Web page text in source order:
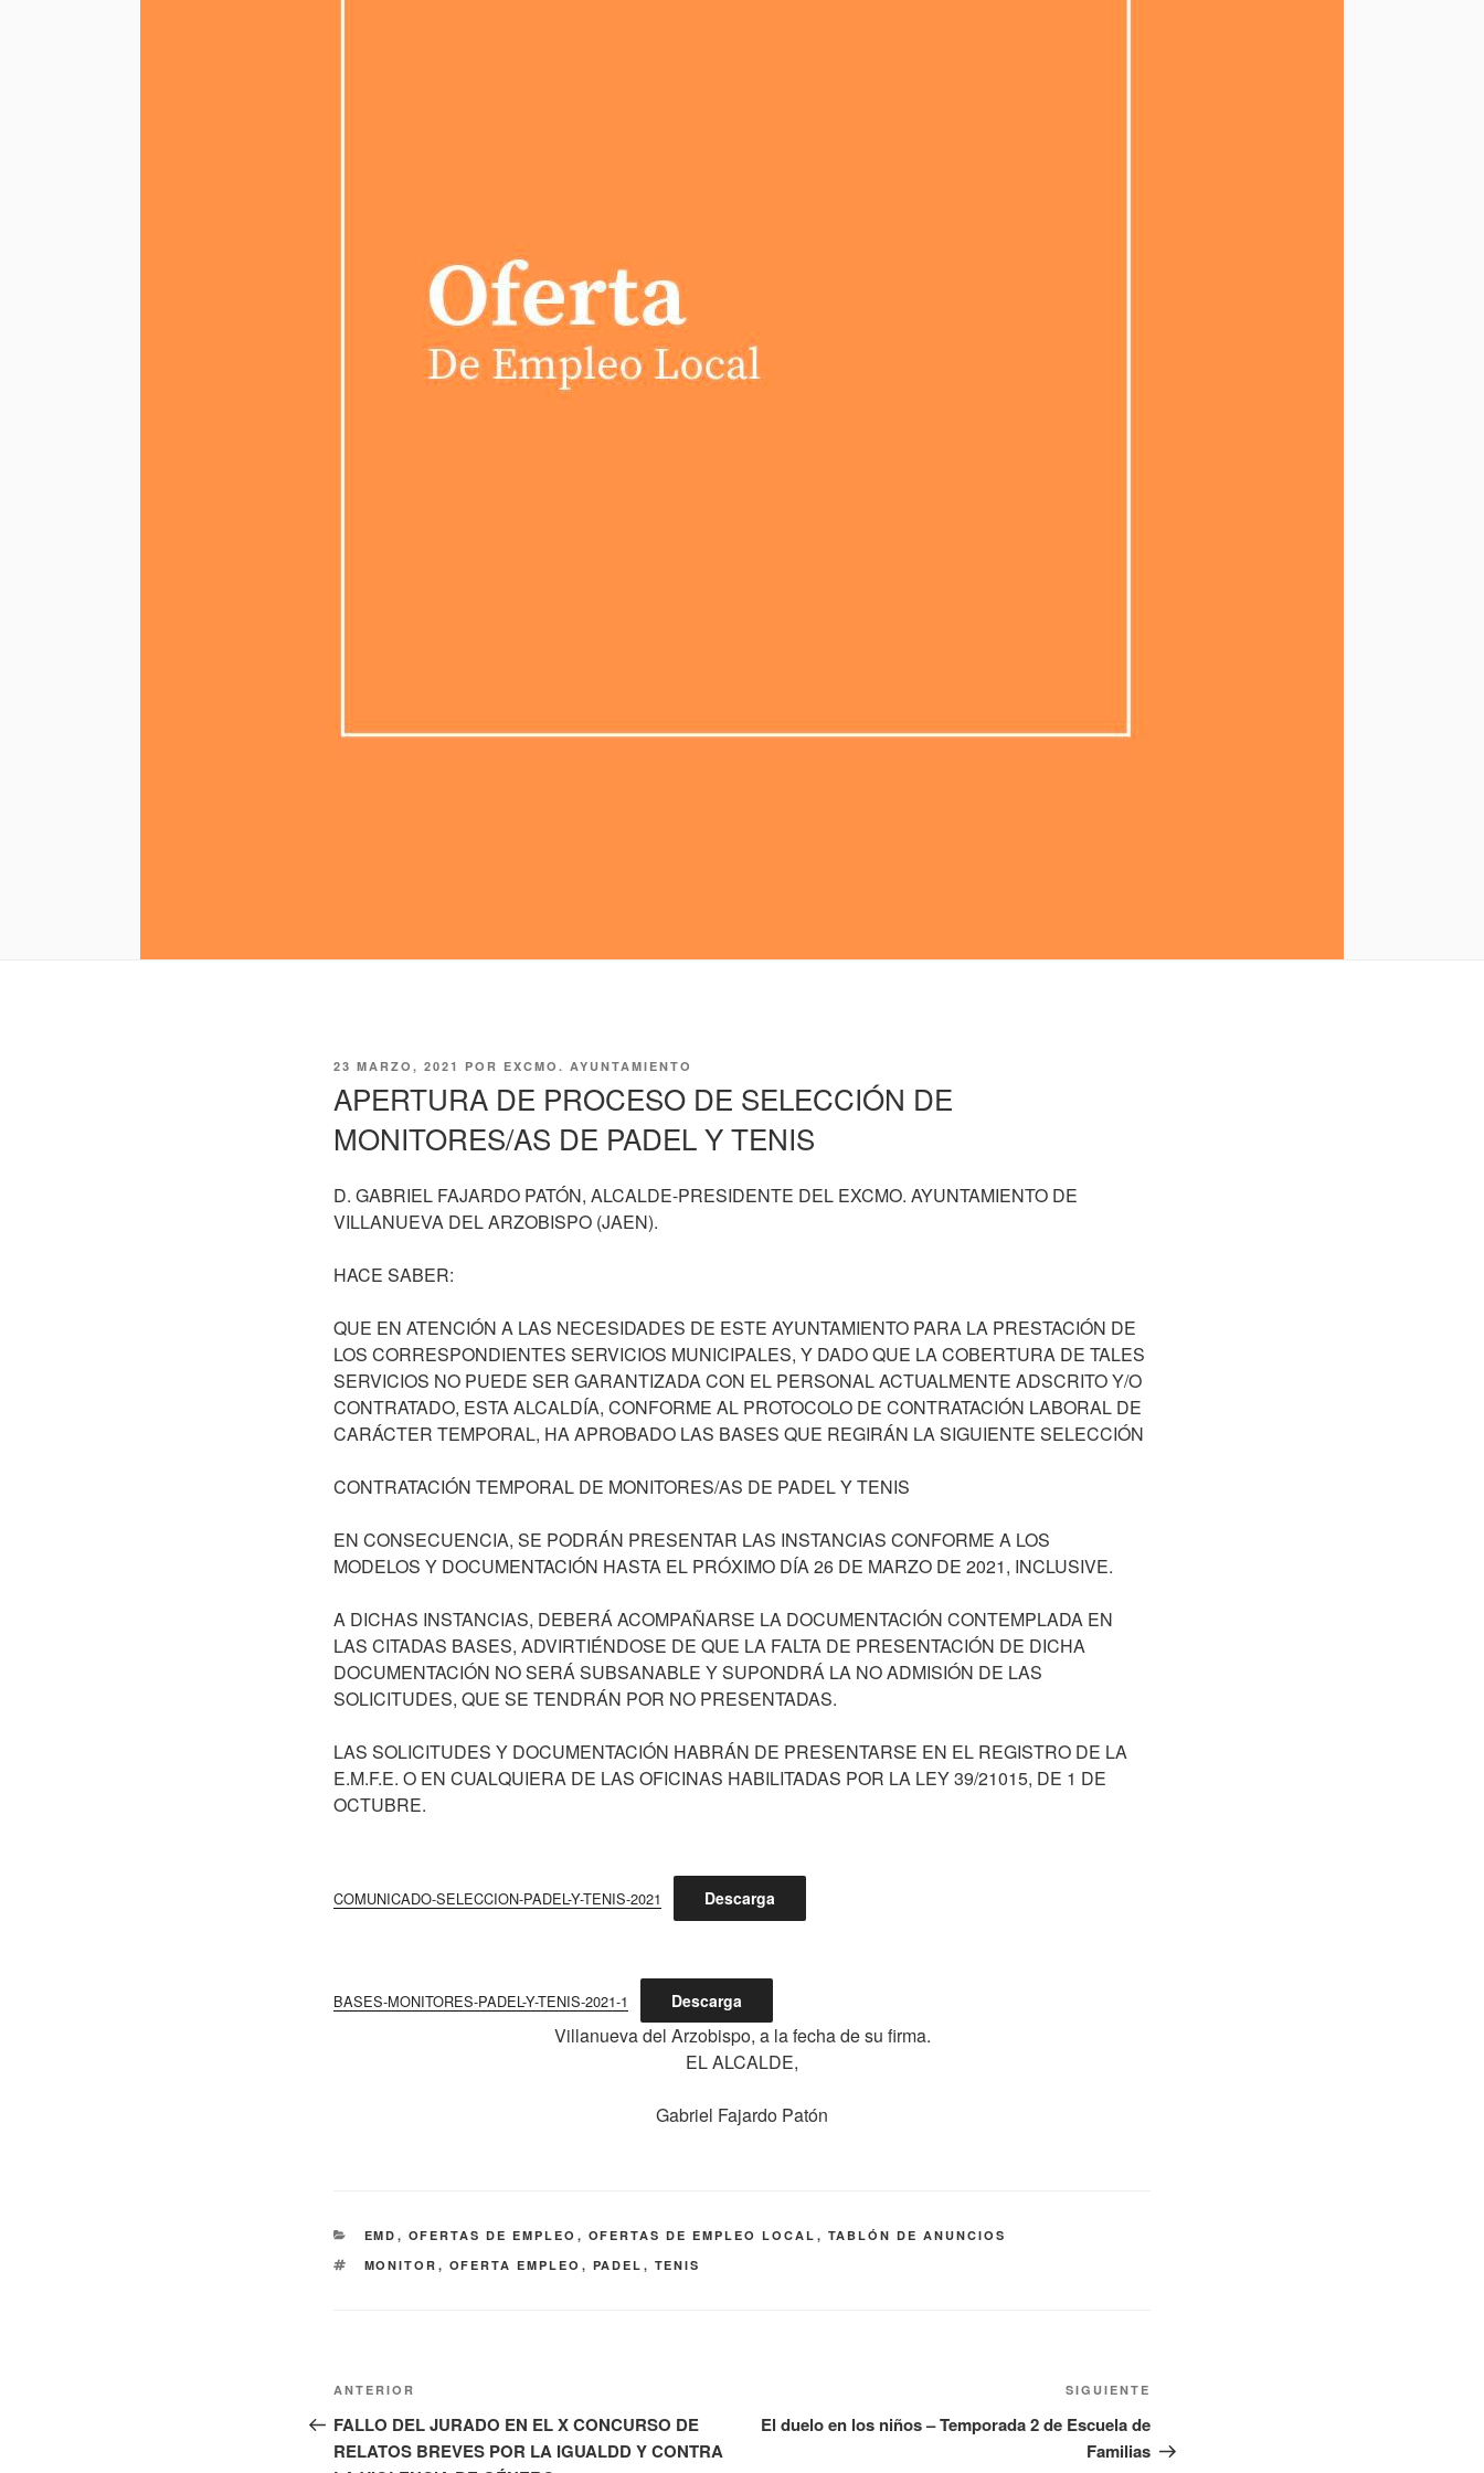
PUBLICADO
23 MARZO, 2021 POR EXCMO. AYUNTAMIENTO
APERTURA DE PROCESO DE SELECCIÓN DE
MONITORES/AS DE PADEL Y TENIS
D. GABRIEL FAJARDO PATÓN, ALCALDE-PRESIDENTE DEL EXCMO. AYUNTAMIENTO DE
VILLANUEVA DEL ARZOBISPO (JAEN).
HACE SABER:
QUE EN ATENCIÓN A LAS NECESIDADES DE ESTE AYUNTAMIENTO PARA LA PRESTACIÓN DE
LOS CORRESPONDIENTES SERVICIOS MUNICIPALES, Y DADO QUE LA COBERTURA DE TALES
SERVICIOS NO PUEDE SER GARANTIZADA CON EL PERSONAL ACTUALMENTE ADSCRITO Y/O
CONTRATADO, ESTA ALCALDÍA, CONFORME AL PROTOCOLO DE CONTRATACIÓN LABORAL DE
CARÁCTER TEMPORAL, HA APROBADO LAS BASES QUE REGIRÁN LA SIGUIENTE SELECCIÓN
CONTRATACIÓN TEMPORAL DE MONITORES/AS DE PADEL Y TENIS
EN CONSECUENCIA, SE PODRÁN PRESENTAR LAS INSTANCIAS CONFORME A LOS
MODELOS Y DOCUMENTACIÓN HASTA EL PRÓXIMO DÍA 26 DE MARZO DE 2021, INCLUSIVE.
A DICHAS INSTANCIAS, DEBERÁ ACOMPAÑARSE LA DOCUMENTACIÓN CONTEMPLADA EN
LAS CITADAS BASES, ADVIRTIÉNDOSE DE QUE LA FALTA DE PRESENTACIÓN DE DICHA
DOCUMENTACIÓN NO SERÁ SUBSANABLE Y SUPONDRÁ LA NO ADMISIÓN DE LAS
SOLICITUDES, QUE SE TENDRÁN POR NO PRESENTADAS.
LAS SOLICITUDES Y DOCUMENTACIÓN HABRÁN DE PRESENTARSE EN EL REGISTRO DE LA
E.M.F.E. O EN CUALQUIERA DE LAS OFICINAS HABILITADAS POR LA LEY 39/21015, DE 1 DE
OCTUBRE.
COMUNICADO-SELECCION-PADEL-Y-TENIS-2021 Descarga
BASES-MONITORES-PADEL-Y-TENIS-2021-1 Descarga
Villanueva del Arzobispo, a la fecha de su firma.
EL ALCALDE,
Gabriel Fajardo Patón
CATEGORÍAS
EMD , OFERTAS DE EMPLEO , OFERTAS DE EMPLEO LOCAL , TABLÓN DE ANUNCIOS
ETIQUETAS
MONITOR , OFERTA EMPLEO , PADEL , TENIS
Navegación
de
entradas
Entrada
anterior:
ANTERIOR
FALLO DEL JURADO EN EL X CONCURSO DE
RELATOS BREVES POR LA IGUALDD Y CONTRA
entrada
SIGUIENTE
El duelo en los niños – Temporada 2 de Escuela de
Familias